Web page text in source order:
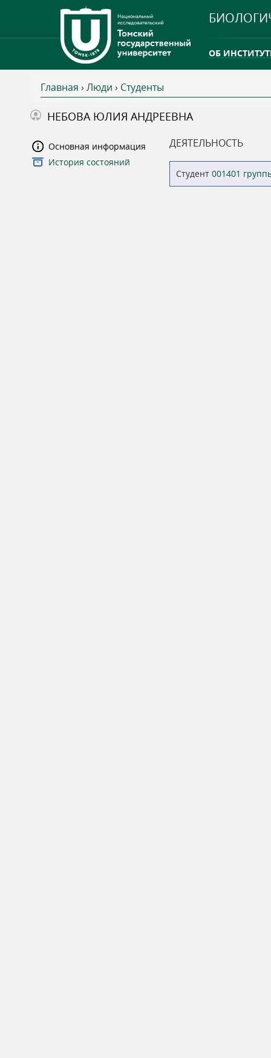
ОБ
В
ы
з
Главная › Люди › Студенты
НЕБОВА ЮЛИЯ АНДРЕЕВНА
Основная информация
История состояний
ДЕЯТЕЛЬНОСТЬ
Студент 001401